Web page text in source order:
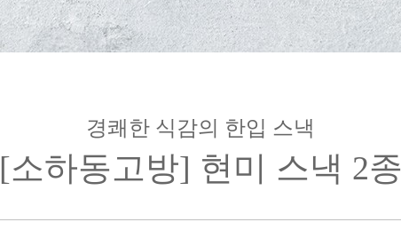
경쾌한 식감의 한입 스낵
[소하동고방] 현미 스낵 2종